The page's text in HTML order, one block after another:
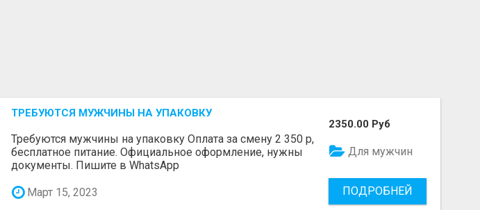
ТРЕБУЮТСЯ МУЖЧИНЫ НА УПАКОВКУ
Требуются мужчины на упаковку Оплата за смену 2 350 р,
бесплатное питание. Официальное оформление, нужны
документы. Пишите в WhatsApp
Март 15, 2023
2350.00 Руб
Для мужчин
ПОДРОБНЕЙ